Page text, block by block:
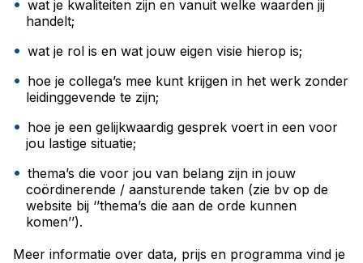
wat je kwaliteiten zijn en vanuit welke waarden jij
handelt;
wat je rol is en wat jouw eigen visie hierop is;
hoe je collega’s mee kunt krijgen in het werk zonder
leidinggevende te zijn;
hoe je een gelijkwaardig gesprek voert in een voor
jou lastige situatie;
thema’s die voor jou van belang zijn in jouw
coördinerende / aansturende taken (zie bv op de
website bij ‘’thema’s die aan de orde kunnen
komen’’).
Meer informatie over data, prijs en programma vind je